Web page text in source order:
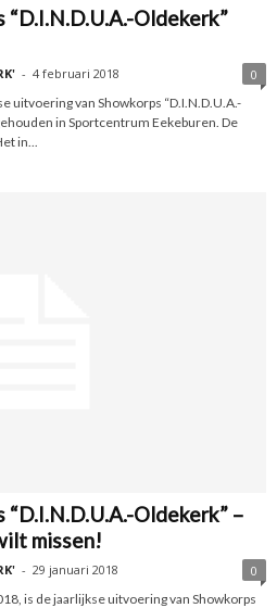
Oldekerk”
- 4 februari 2018
0
uitvoering van Showkorps “D.I.N.D.U.A.-
in Sportcentrum Eekeburen. De
in...
Oldekerk” –
missen!
- 29 januari 2018
0
is de jaarlijkse uitvoering van Showkorps